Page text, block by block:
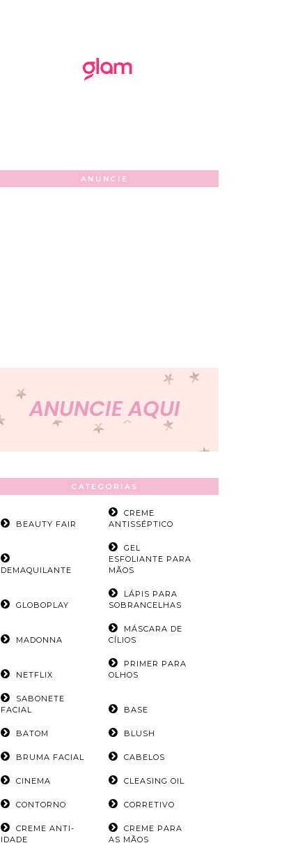
ANUNCIE
CATEGORIAS
BEAUTY FAIR
CREME
ANTISSÉPTICO
DEMAQUILANTE
GEL
ESFOLIANTE PARA
MÃOS
GLOBOPLAY
LÁPIS PARA
SOBRANCELHAS
MADONNA
MÁSCARA DE
CÍLIOS
NETFLIX
PRIMER PARA
OLHOS
SABONETE
FACIAL
BASE
BATOM BLUSH
BRUMA FACIAL CABELOS
CINEMA CLEASING OIL
CONTORNO CORRETIVO
CREME ANTI-
IDADE
CREME PARA
AS MÃOS